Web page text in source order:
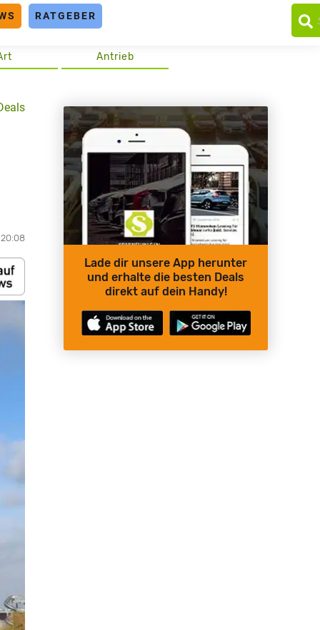
RATGEBER
Antrieb
Lade dir unsere App herunter
und erhalte die besten Deals
direkt auf dein Handy!